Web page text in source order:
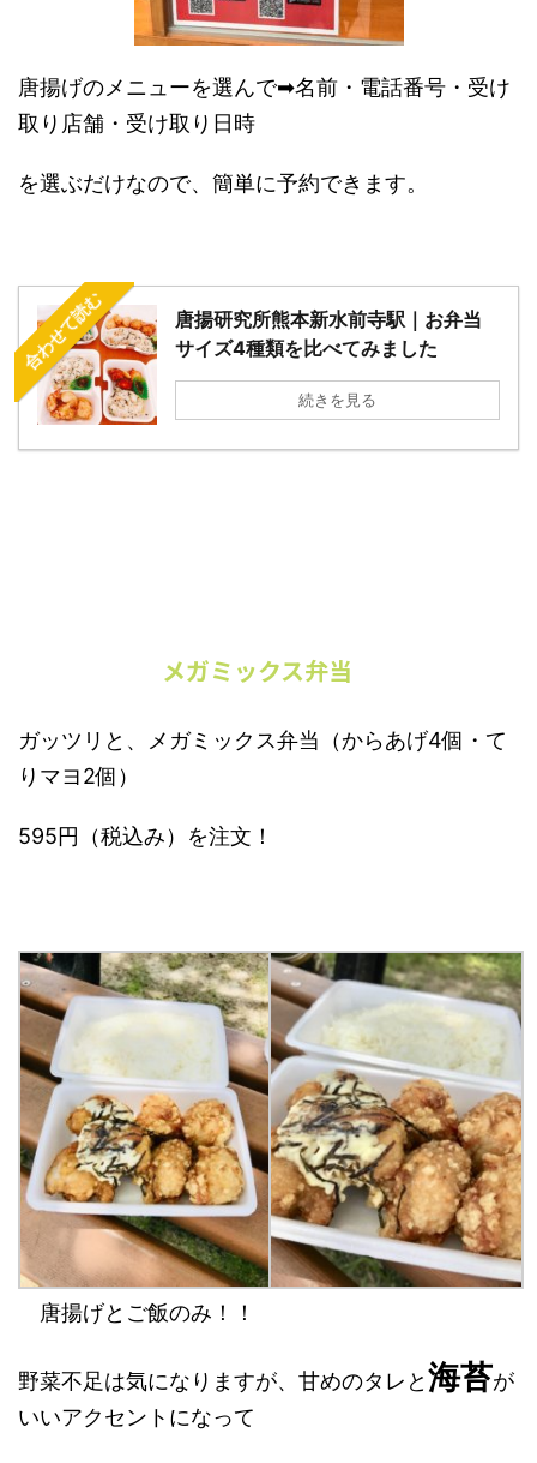
唐揚げのメニューを選んで➡名前・電話番号・受け
取り店舗・受け取り日時
を選ぶだけなので、簡単に予約できます。
合わせて読む
唐揚研究所熊本新水前寺駅｜お弁当
サイズ4種類を比べてみました
続きを見る
メガミックス弁当
ガッツリと、メガミックス弁当（からあげ4個・て
りマヨ2個）
595円（税込み）を注文！
唐揚げとご飯のみ！！
野菜不足は気になりますが、甘めのタレと海苔が
いいアクセントになって